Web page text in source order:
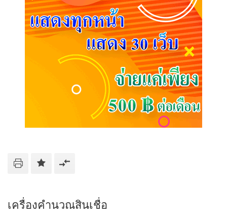
เครื่องคำนวณสินเชื่อ